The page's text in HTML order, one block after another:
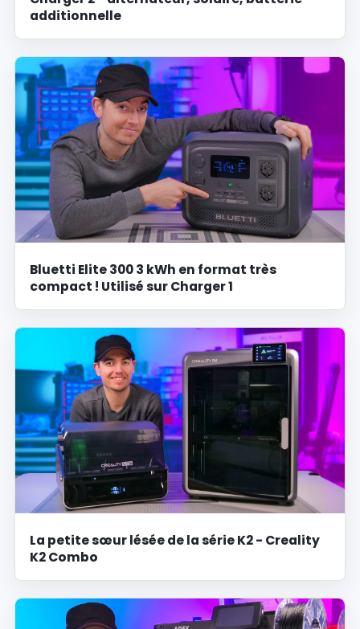
additionnelle
Bluetti Elite 300 3 kWh en format très
compact ! Utilisé sur Charger 1
La petite sœur lésée de la série K2 - Creality
K2 Combo